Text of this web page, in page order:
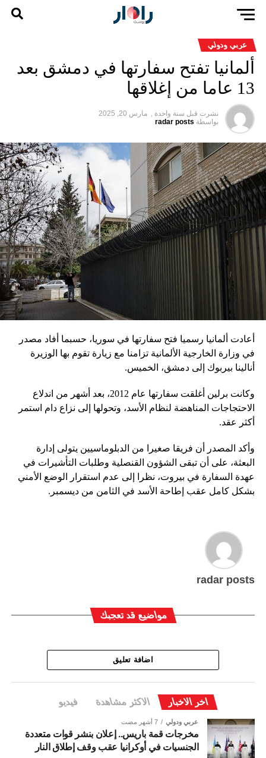
عربي ودولي
ألمانيا تفتح سفارتها في دمشق بعد
13 عاما من إغلاقها
نشرت قبل سنة واحدة , مارس 20, 2025
بواسطة radar posts
أعادت ألمانيا رسميا فتح سفارتها في سوريا، حسبما أفاد مصدر
في وزارة الخارجية الألمانية تزامنا مع زيارة تقوم بها الوزيرة
أنالينا بيربوك إلى دمشق، الخميس.
وكانت برلين أغلقت سفارتها عام 2012، بعد أشهر من اندلاع
الاحتجاجات المناهضة لنظام الأسد، وتحولها إلى نزاع دام استمر
أكثر عقد.
وأكد المصدر أن فريقا صغيرا من الدبلوماسيين يتولى إدارة
البعثة، على أن تبقى الشؤون القنصلية وطلبات التأشيرات في
عهدة السفارة في بيروت، نظرا إلى عدم استقرار الوضع الأمني
بشكل كامل عقب إطاحة الأسد في الثامن من ديسمبر.
radar posts
مواضيع قد تعجبك
اضافة تعليق
اخر الاخبار الاكثر مشاهدة فيديو
عربي ودولي 7 أشهر مضت
مخرجات قمة باريس.. إعلان بنشر قوات متعددة
الجنسيات في أوكرانيا عقب وقف إطلاق النار